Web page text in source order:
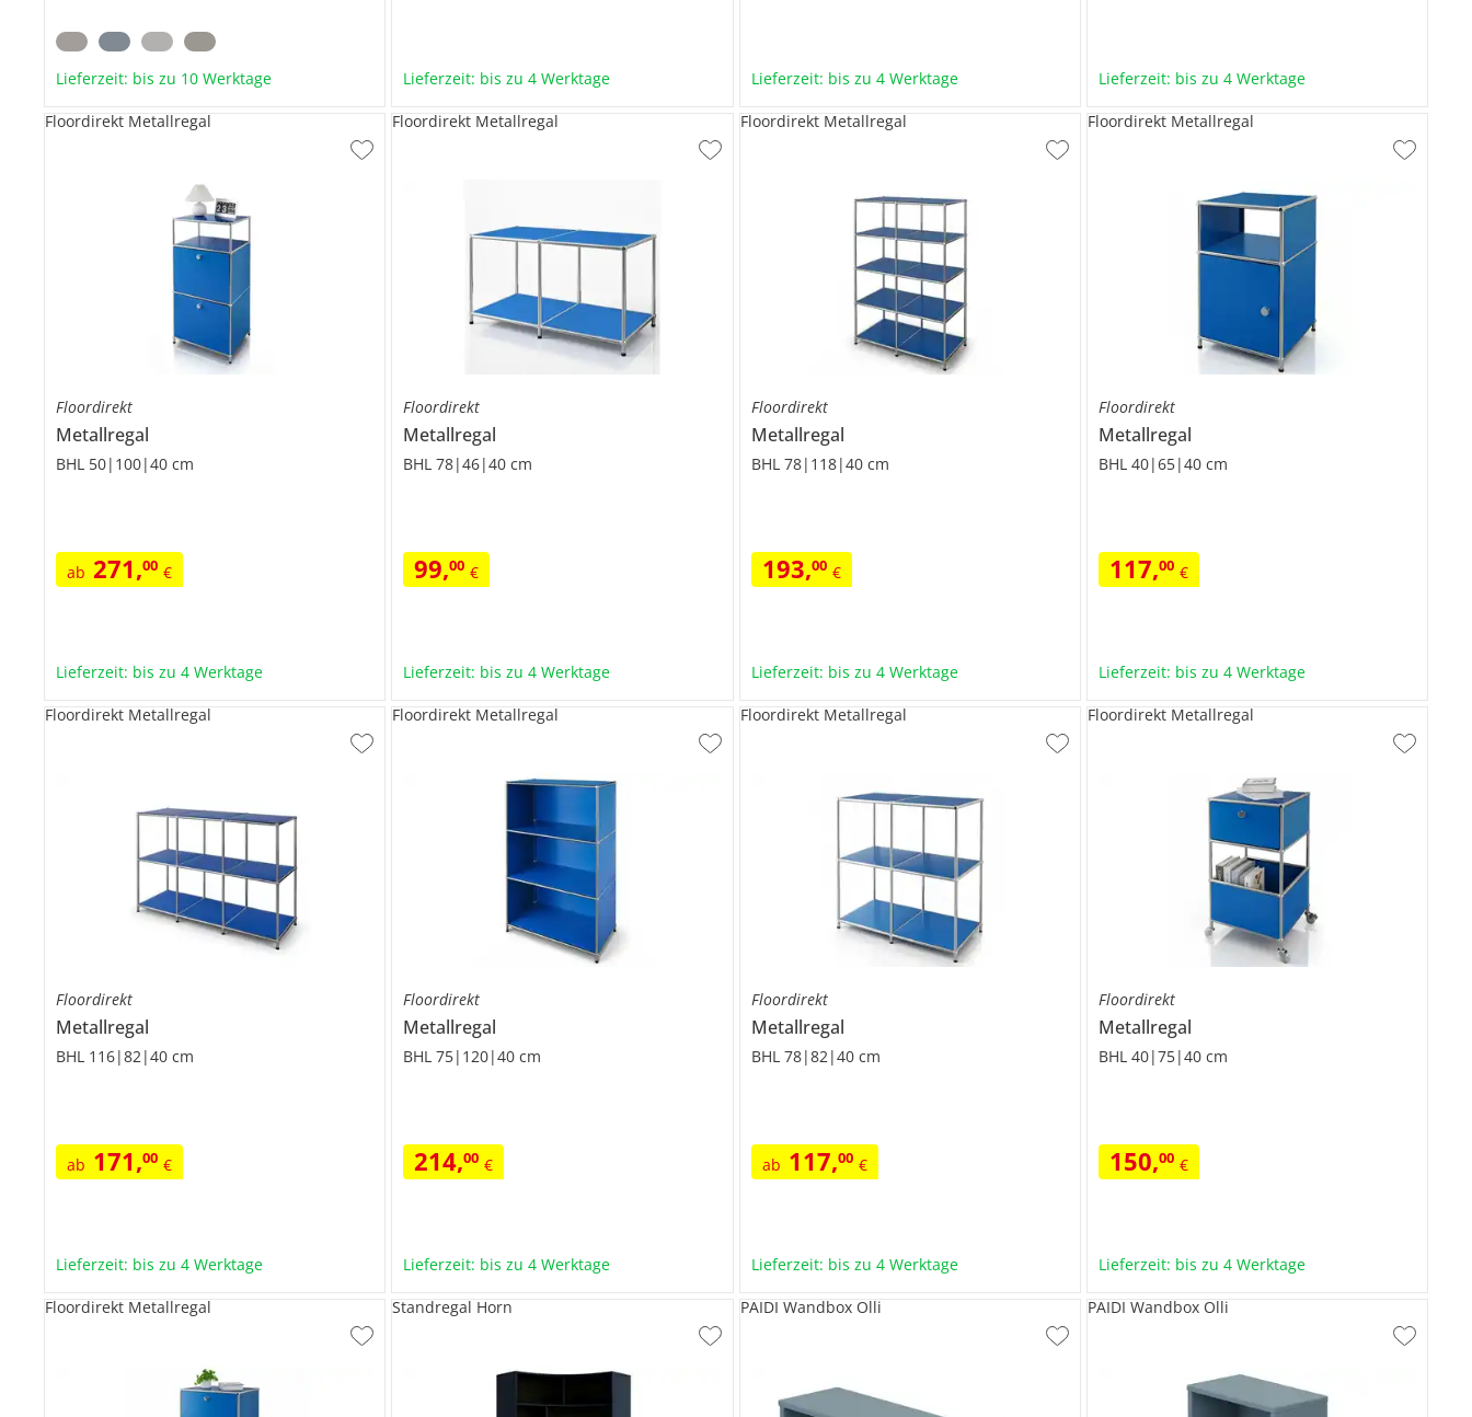
Lieferzeit: bis zu 10 Werktage Lieferzeit: bis zu 4 Werktage Lieferzeit: bis zu 4 Werktage Lieferzeit: bis zu 4 Werktage
Floordirekt
Metallregal
BHL 50|100|40 cm
ab 271,00 €
Floordirekt Metallregal
Lieferzeit: bis zu 4 Werktage
Floordirekt
Metallregal
BHL 78|46|40 cm
99,00 €
Floordirekt Metallregal
Lieferzeit: bis zu 4 Werktage
Floordirekt
Metallregal
BHL 78|118|40 cm
193,00 €
Floordirekt Metallregal
Lieferzeit: bis zu 4 Werktage
Floordirekt
Metallregal
BHL 40|65|40 cm
117,00 €
Floordirekt Metallregal
Lieferzeit: bis zu 4 Werktage
Floordirekt
Metallregal
BHL 116|82|40 cm
ab 171,00 €
Floordirekt Metallregal
Lieferzeit: bis zu 4 Werktage
Floordirekt
Metallregal
BHL 75|120|40 cm
214,00 €
Floordirekt Metallregal
Lieferzeit: bis zu 4 Werktage
Floordirekt
Metallregal
BHL 78|82|40 cm
ab 117,00 €
Floordirekt Metallregal
Lieferzeit: bis zu 4 Werktage
Floordirekt
Metallregal
BHL 40|75|40 cm
150,00 €
Floordirekt Metallregal
Lieferzeit: bis zu 4 Werktage
Floordirekt Metallregal Standregal Horn PAIDI Wandbox Olli PAIDI Wandbox Olli